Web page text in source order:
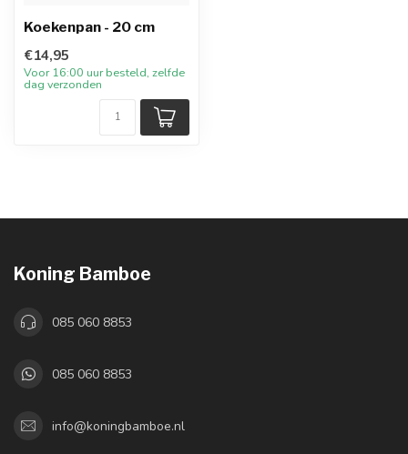
Koekenpan - 20 cm
€14,95
Voor 16:00 uur besteld, zelfde
dag verzonden
Koning Bamboe
085 060 8853
085 060 8853
info@koningbamboe.nl